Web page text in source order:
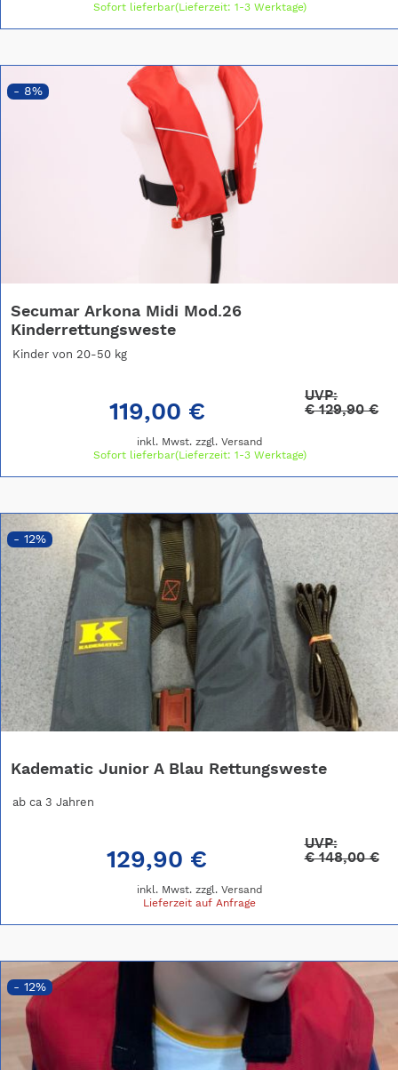
Sofort lieferbar(Lieferzeit: 1-3 Werktage)
- 8%
Secumar Arkona Midi Mod.26
Kinderrettungsweste
Kinder von 20-50 kg
119,00 €
UVP:
€129,90 €
inkl. Mwst. zzgl. Versand
Sofort lieferbar(Lieferzeit: 1-3 Werktage)
- 12%
Kadematic Junior A Blau Rettungsweste
ab ca 3 Jahren
129,90 €
UVP:
€148,00 €
inkl. Mwst. zzgl. Versand
Lieferzeit auf Anfrage
- 12%